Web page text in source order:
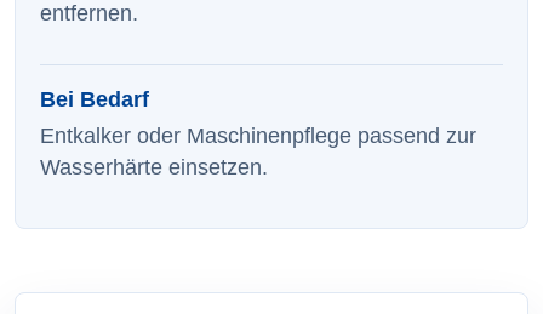
entfernen.
Bei Bedarf
Entkalker oder Maschinenpflege passend zur
Wasserhärte einsetzen.